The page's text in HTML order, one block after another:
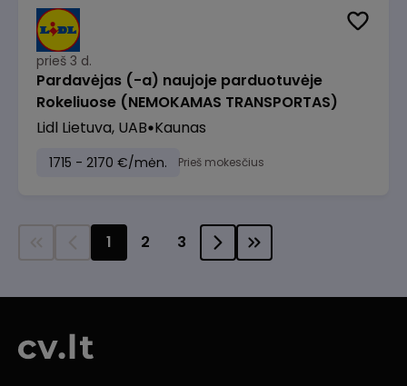
prieš 3 d.
Pardavėjas (-a) naujoje parduotuvėje
Rokeliuose (NEMOKAMAS TRANSPORTAS)
Lidl Lietuva, UAB Kaunas
1715 - 2170 €/mėn. Prieš mokesčius
1 2 3